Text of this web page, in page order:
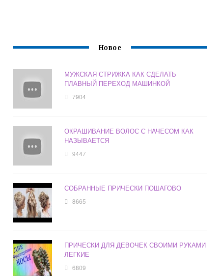
Новое
МУЖСКАЯ СТРИЖКА КАК СДЕЛАТЬ
ПЛАВНЫЙ ПЕРЕХОД МАШИНКОЙ
7904
ОКРАШИВАНИЕ ВОЛОС С НАЧЕСОМ КАК
НАЗЫВАЕТСЯ
9447
СОБРАННЫЕ ПРИЧЕСКИ ПОШАГОВО
8665
ПРИЧЕСКИ ДЛЯ ДЕВОЧЕК СВОИМИ РУКАМИ
ЛЕГКИЕ
6809